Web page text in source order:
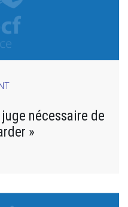
juge nécessaire de
»